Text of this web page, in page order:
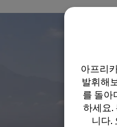
개인 정
아프리
발휘해
를 돌아
하세요.
니다.